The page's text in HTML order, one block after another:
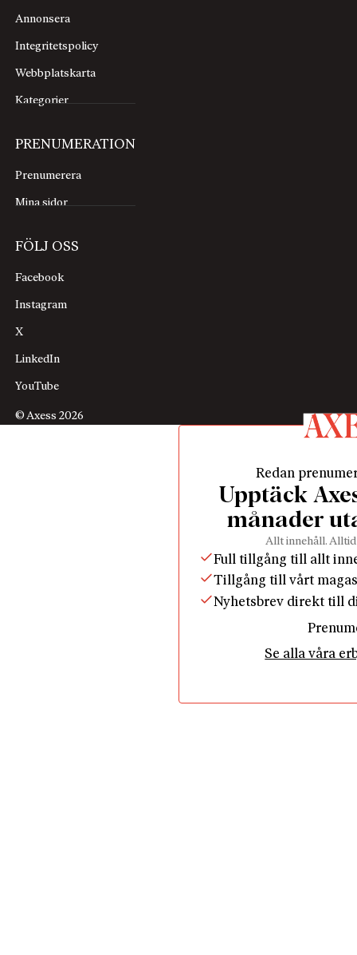
Annonsera
Integritetspolicy
Webbplatskarta
Kategorier
PRENUMERATION
Prenumerera
Mina sidor
FÖLJ OSS
Facebook
Instagram
X
LinkedIn
YouTube
© Axess 2026
Redan
Upptäck
månader
Allt innehåll.
Full tillgång till allt
Tillgång till vårt
Nyhetsbrev direkt till
Se alla våra